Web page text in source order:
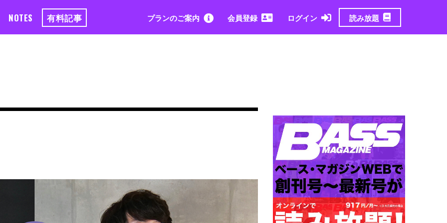
NOTES 有料記事 プランのご案内 会員登録 ログイン 読み放題